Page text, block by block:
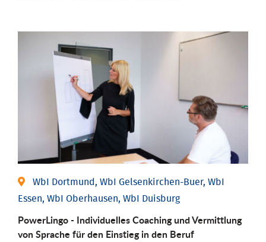
WbI Dortmund, WbI Gelsenkirchen-Buer, WbI
Essen, WbI Oberhausen, WbI Duisburg
PowerLingo - Individuelles Coaching und Vermittlung
von Sprache für den Einstieg in den Beruf